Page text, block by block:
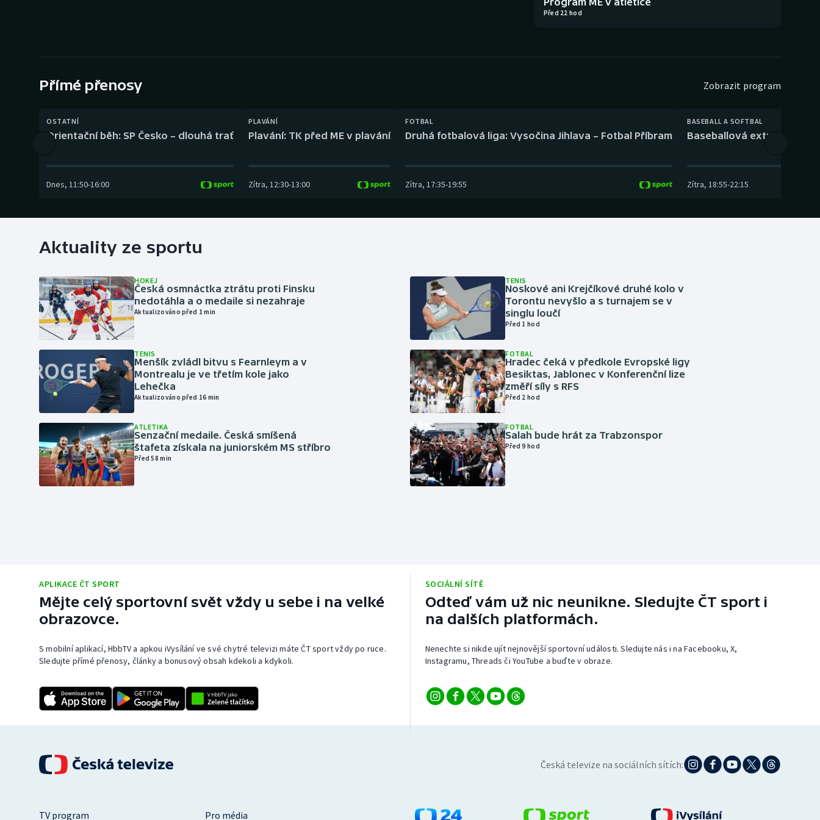
Před 22 hod
Přímé přenosy Zobrazit program
OSTATNÍ
Orientační běh: SP Česko – dlouhá trať
Dnes, 11:50-16:00
PLAVÁNÍ
Plavání: TK před ME v plavání
Zítra, 12:30-13:00
FOTBAL
Druhá fotbalová liga: Vysočina Jihlava – Fotbal Příbram
Zítra, 17:35-19:55
BASEBALL A SOFTBAL
Baseballová extraliga:
Zítra, 18:55-22:15
Aktuality ze sportu
HOKEJ
Česká osmnáctka ztrátu proti Finsku
nedotáhla a o medaile si nezahraje
Aktualizováno před 1 min
TENIS
Menšík zvládl bitvu s Fearnleym a v
Montrealu je ve třetím kole jako
Lehečka
Aktualizováno před 16 min
ATLETIKA
Senzační medaile. Česká smíšená
štafeta získala na juniorském MS stříbro
Před 58 min
TENIS
Noskové ani Krejčíkové druhé kolo v
Torontu nevyšlo a s turnajem se v
singlu loučí
Před 1 hod
FOTBAL
Hradec čeká v předkole Evropské ligy
Besiktas, Jablonec v Konferenční lize
změří síly s RFS
Před 2 hod
FOTBAL
Salah bude hrát za Trabzonspor
Před 9 hod
APLIKACE ČT SPORT
Mějte celý sportovní svět vždy u sebe i na velké
obrazovce.
S mobilní aplikací, HbbTV a apkou iVysílání ve své chytré televizi máte ČT sport vždy po ruce.
Sledujte přímé přenosy, články a bonusový obsah kdekoli a kdykoli.
SOCIÁLNÍ SÍTĚ
Odteď vám už nic neunikne. Sledujte ČT sport i
na dalších platformách.
Nenechte si nikde ujít nejnovější sportovní události. Sledujte nás i na Facebooku, X,
Instagramu, Threads či YouTube a buďte v obraze.
Česká televize na sociálních sítích:
TV program Pro média